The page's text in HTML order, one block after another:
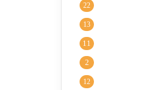
22
13
11
2
12